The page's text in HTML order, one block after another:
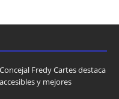
Fredy Cartes destaca
y mejores